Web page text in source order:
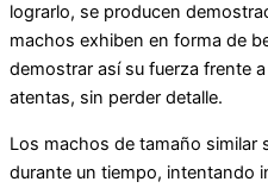
lograrlo, se producen
machos exhiben en forma de
demostrar así su fuerza frente
atentas, sin perder detalle.
Los machos de tamaño similar
durante un tiempo, intentando